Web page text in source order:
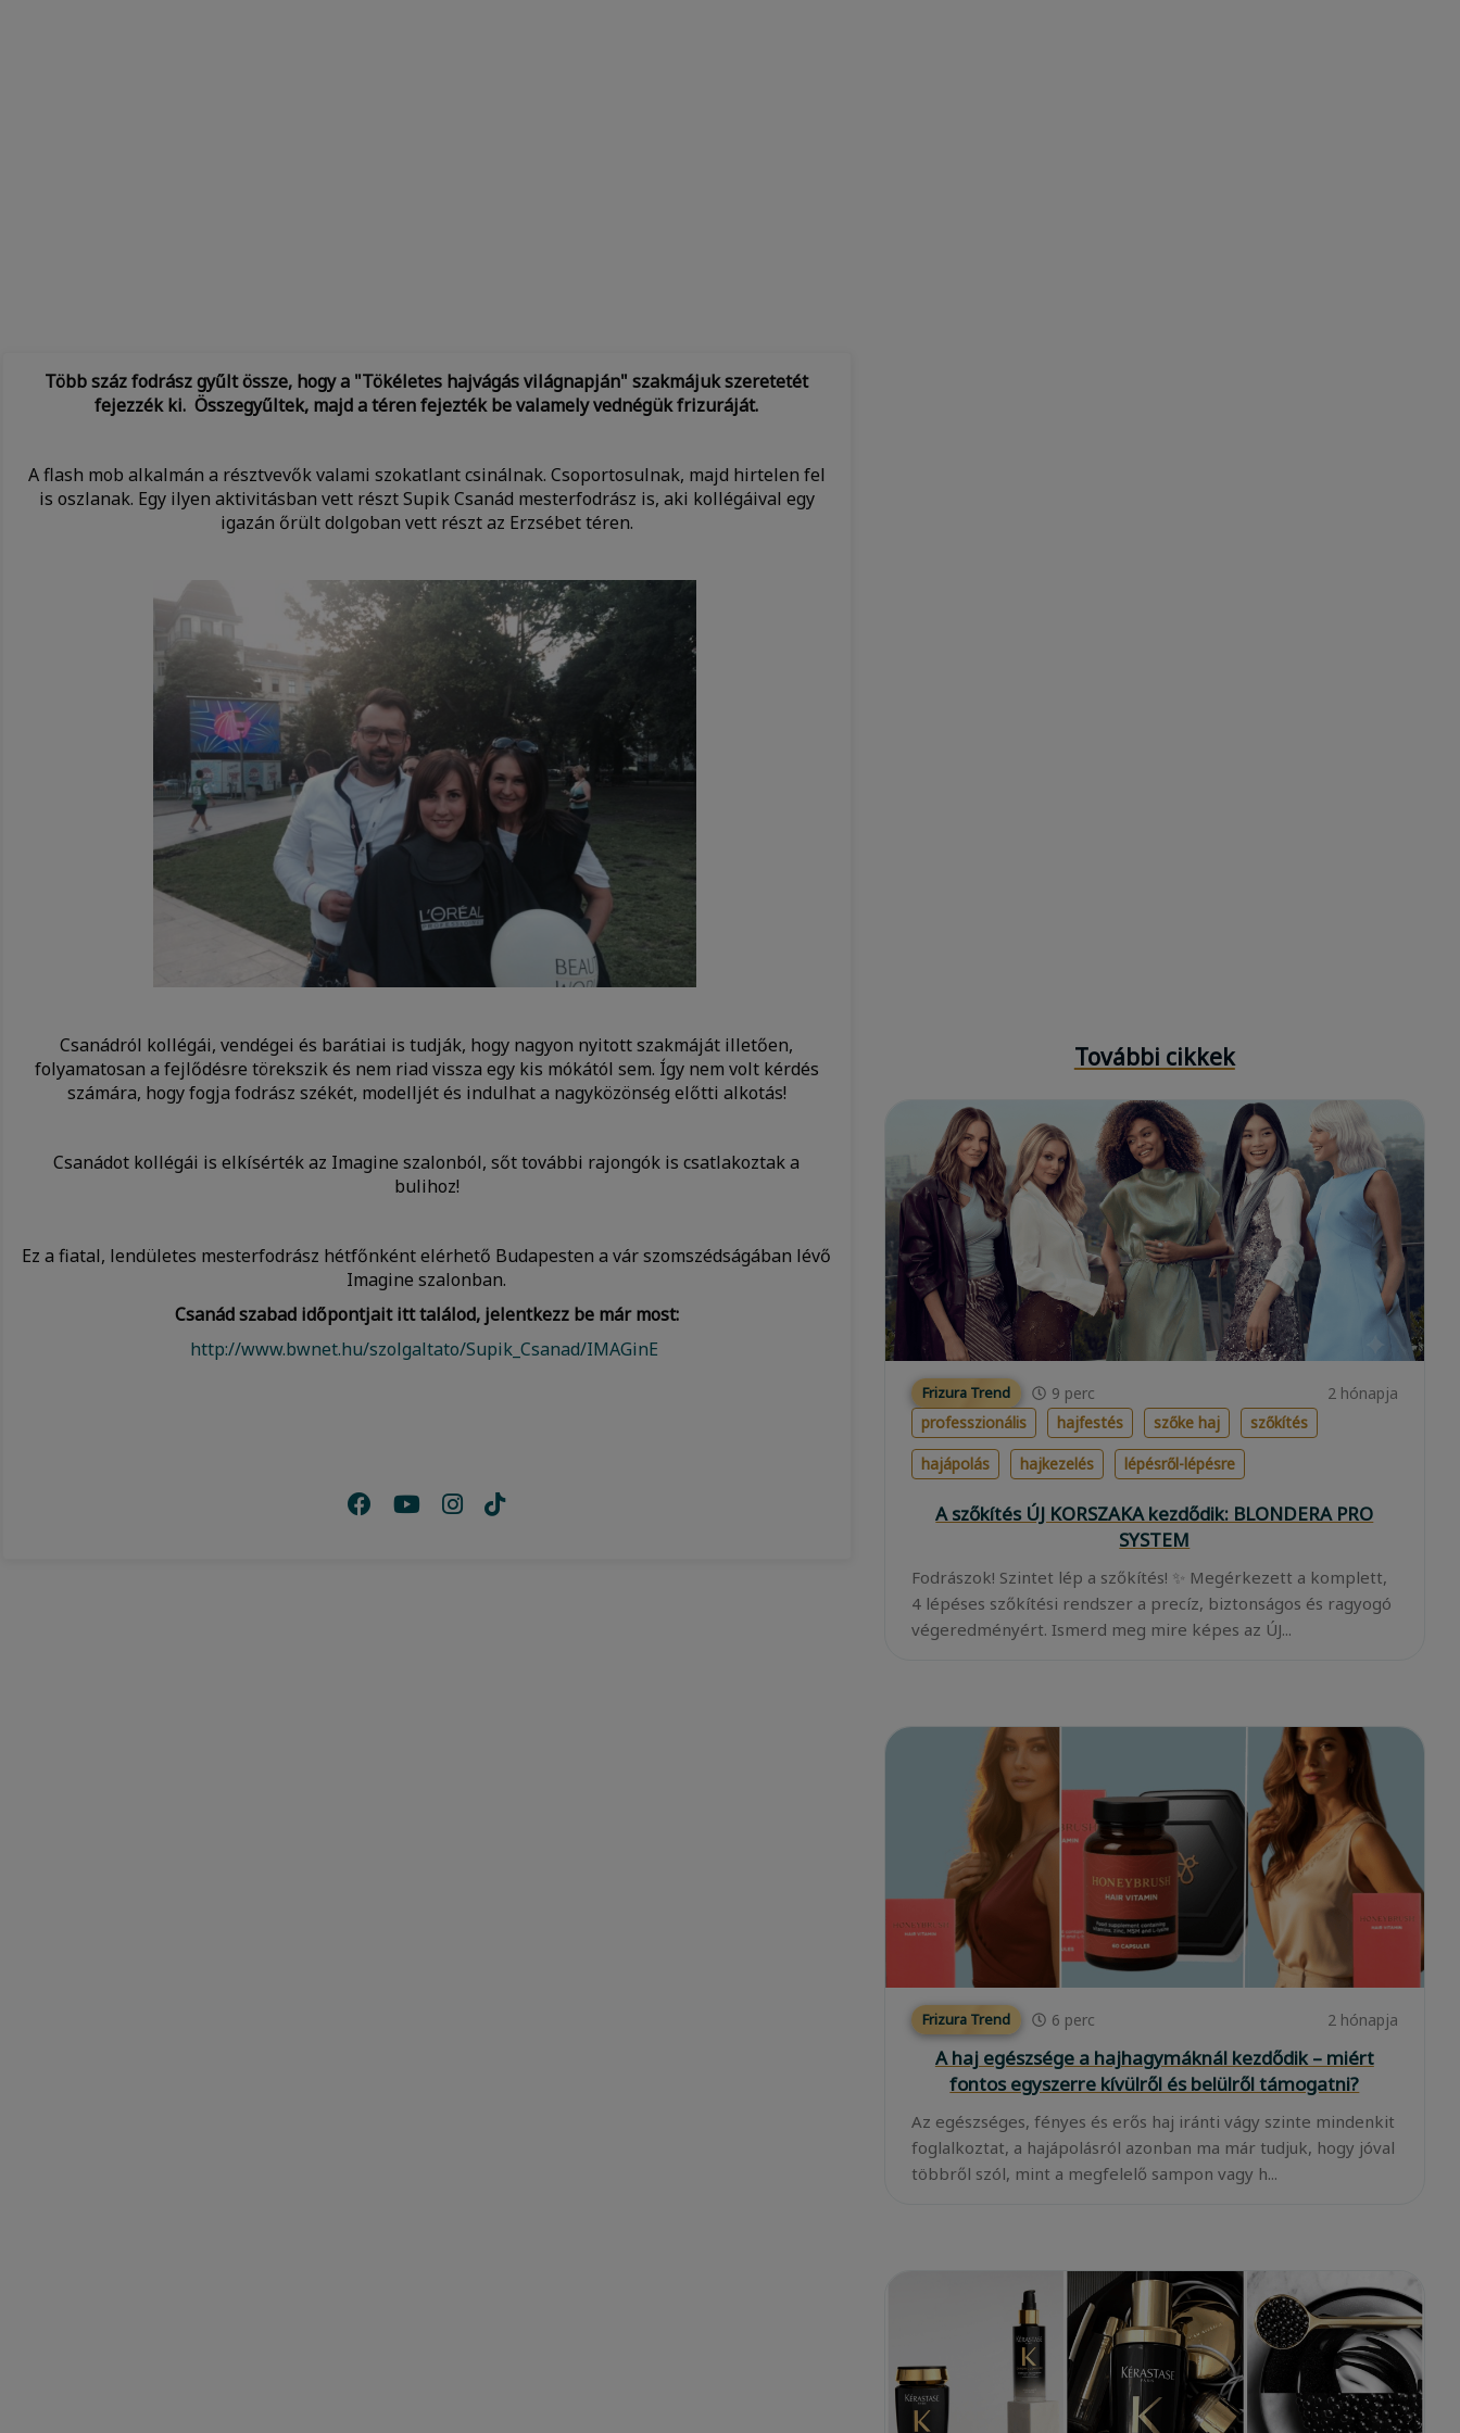
Több száz fodrász gyűlt össze, hogy a "Tökéletes hajvágás világnapján" szakmájuk szeretetét
fejezzék ki. Összegyűltek, majd a téren fejezték be valamely vednégük frizuráját.
A flash mob alkalmán a résztvevők valami szokatlant csinálnak. Csoportosulnak, majd hirtelen fel
is oszlanak. Egy ilyen aktivitásban vett részt Supik Csanád mesterfodrász is, aki kollégáival egy
igazán őrült dolgoban vett részt az Erzsébet téren.
Csanádról kollégái, vendégei és barátiai is tudják, hogy nagyon nyitott szakmáját illetően,
folyamatosan a fejlődésre törekszik és nem riad vissza egy kis mókától sem. Így nem volt kérdés
számára, hogy fogja fodrász székét, modelljét és indulhat a nagyközönség előtti alkotás!
Csanádot kollégái is elkísérték az Imagine szalonból, sőt további rajongók is csatlakoztak a
bulihoz!
Ez a fiatal, lendületes mesterfodrász hétfőnként elérhető Budapesten a vár szomszédságában lévő
Imagine szalonban.
Csanád szabad időpontjait itt találod, jelentkezz be már most:
http://www.bwnet.hu/szolgaltato/Supik_Csanad/IMAGinE
További cikkek
Frizura Trend 9 perc
2 hónapja
professzionális
hajfestés szőke haj
szőkítés
hajápolás
hajkezelés lépésről-lépésre
A szőkítés ÚJ KORSZAKA kezdődik: BLONDERA PRO
SYSTEM
Fodrászok! Szintet lép a szőkítés! ✨ Megérkezett a komplett,
4 lépéses szőkítési rendszer a precíz, biztonságos és ragyogó
végeredményért. Ismerd meg mire képes az ÚJ...
Frizura Trend 6 perc 2 hónapja
A haj egészsége a hajhagymáknál kezdődik – miért
fontos egyszerre kívülről és belülről támogatni?
Az egészséges, fényes és erős haj iránti vágy szinte mindenkit
foglalkoztat, a hajápolásról azonban ma már tudjuk, hogy jóval
többről szól, mint a megfelelő sampon vagy h...